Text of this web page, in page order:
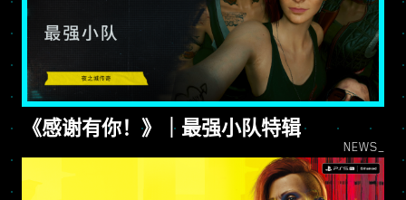
《感谢有你！》｜最强小队特辑
NEWS_